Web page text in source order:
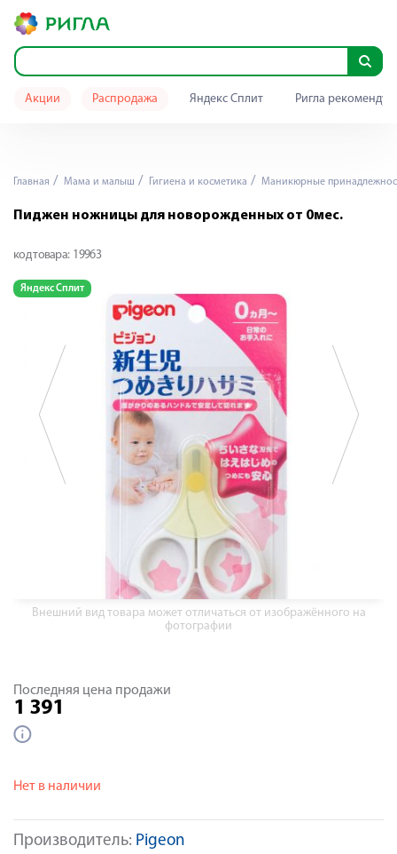
Акции Распродажа Яндекс Сплит Ригла
Главная Мама и малыш Гигиена и косметика Маникюрные
Пиджен ножницы для новорожденных от 0мес.
код товара: 19963
Яндекс Сплит
Внешний вид товара может отличаться от изображённого на
фотографии
Производитель: Pigeon
Последняя цена продажи
1 391
Нет в наличии